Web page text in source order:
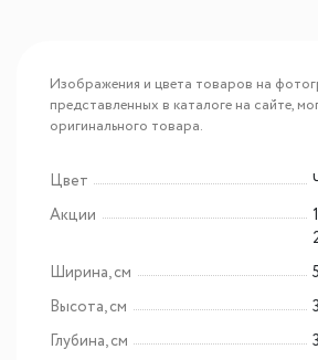
Изображения и цвета товаров на
представленных в каталоге на сайте,
оригинального товара.
Цвет
Акции
Ширина, см
Высота, см
Глубина, см